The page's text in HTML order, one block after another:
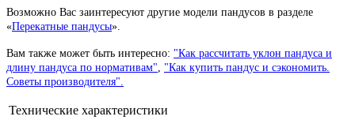
Возможно Вас заинтересуют другие модели пандусов в разделе
«Перекатные пандусы».
Вам также может быть интересно: "Как рассчитать уклон пандуса и
длину пандуса по нормативам", "Как купить пандус и сэкономить.
Советы производителя".
Технические характеристики